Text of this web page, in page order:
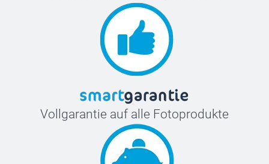
Vollgarantie auf alle Fotoprodukte